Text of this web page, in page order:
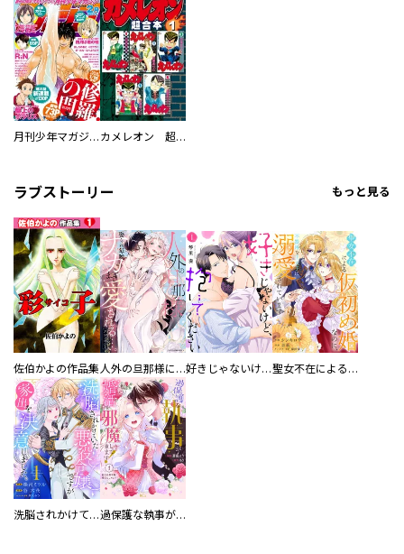
月刊少年マガジン カメレオン 超合本版
ラブストーリー もっと見る
佐伯かよの作品集 人外の旦那様に娶られ毎晩ナカまで愛される…。アンソロジー 好きじゃないけど、抱いてください【電子単行本版／特典おまけ付き】 聖女不在による仮初め婚なのに、不器用な王太子に溺愛されています【電子単行本版／特典おまけ付き】
洗脳されかけていた悪役令嬢ですが家出を決意しました。【電子単行本版／特典おまけ付き】 過保護な執事が私の婚活を邪魔してきます！ 分冊版